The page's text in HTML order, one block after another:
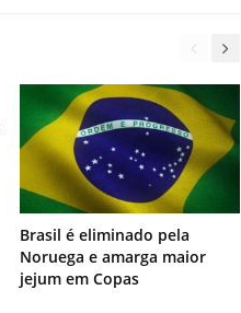
Brasil é eliminado pela
Noruega e amarga maior
jejum em Copas